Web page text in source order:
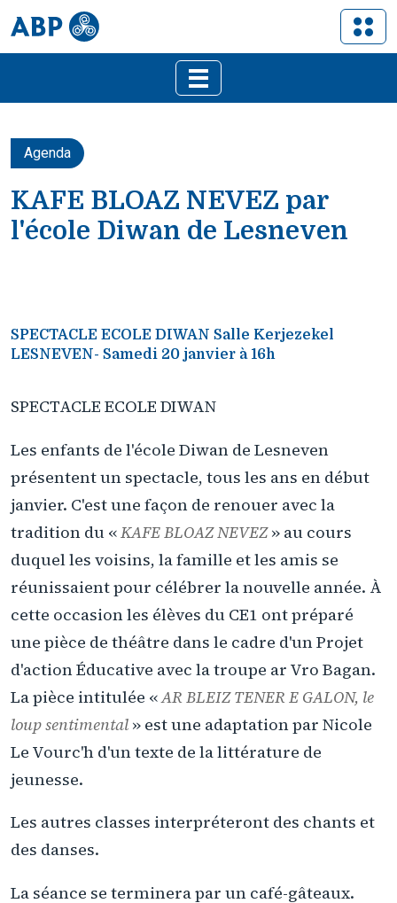
Agenda
KAFE BLOAZ NEVEZ par
l'école Diwan de Lesneven
SPECTACLE ECOLE DIWAN Salle Kerjezekel
LESNEVEN- Samedi 20 janvier à 16h
SPECTACLE ECOLE DIWAN
Les enfants de l'école Diwan de Lesneven
présentent un spectacle, tous les ans en début
janvier. C'est une façon de renouer avec la
tradition du «KAFE BLOAZ NEVEZ» au cours
duquel les voisins, la famille et les amis se
réunissaient pour célébrer la nouvelle année. À
cette occasion les élèves du CE1 ont préparé
une pièce de théâtre dans le cadre d'un Projet
d'action Éducative avec la troupe ar Vro Bagan.
La pièce intitulée «AR BLEIZ TENER E GALON, le
loup sentimental » est une adaptation par Nicole
Le Vourc'h d'un texte de la littérature de
jeunesse.
Les autres classes interpréteront des chants et
des danses.
La séance se terminera par un café-gâteaux.